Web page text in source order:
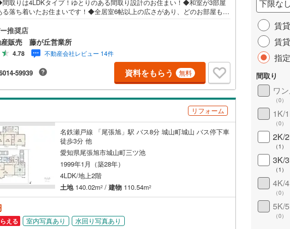
取りは4LDKタイプ！ゆとりのある間取り設計のお住まい！◆和室が3部屋
る落ち着いたお住まいです！◆全居室6帖以上の広さがあり、どのお部屋もゆ
が設けられており、お部屋のスペースを有効的に使えます◆断熱性・遮音性
配慮されたペアガラス採用！◆トイレは2ヶ所ございますので、朝の忙しい時
などに便利ですね！◆前面道路幅員にゆとりがありますので、車庫入れもス
ーズに行えそうですね！◆「本地原小学校」まで徒歩約8分【営業時間 10:00
～19:00】上記時間はお電話が繋がりやすくなっております。お気軽にご連絡下
い！現地を見学される場合はご見学予約ボタンよりご希望の日時をご記入い
ただけますとスムーズにご案内が可能です。**住宅ローン**諸費用込融資や築年
の古い物件のローンも得意としており、最適な銀行をご提案します。**リフ
ーム**理想の間取り、テイストを作り上げられます！リフォームプランナー
推奨店
産販売 藤が丘営業所
4.78 不動産会社レビュー 14件
59939 資料をもらう 無料
リフォーム
名鉄瀬戸線 「尾張旭」駅 バス8分 城山町城山 バス停下車
徒歩3分 他
愛知県尾張旭市城山町三ツ池
1999年1月（築28年）
4LDK/地上2階
土地140.02m2 / 建物 110.54m2
える 室内写真あり
水回り写真あり
下限なし
賃
賃
指
間取り
ワ
（0）
1K/
（0）
2K/
（1 ）
3K/
（1 ）
4K/
（0）
5K/
（0）
クインクローゼット
床下収納（15）
、庭
デッキあり（
・施工・品質・工法関連
（0） 長期優良
対応
イン内見(相談)可（12） IT重説可
イン対応とは？